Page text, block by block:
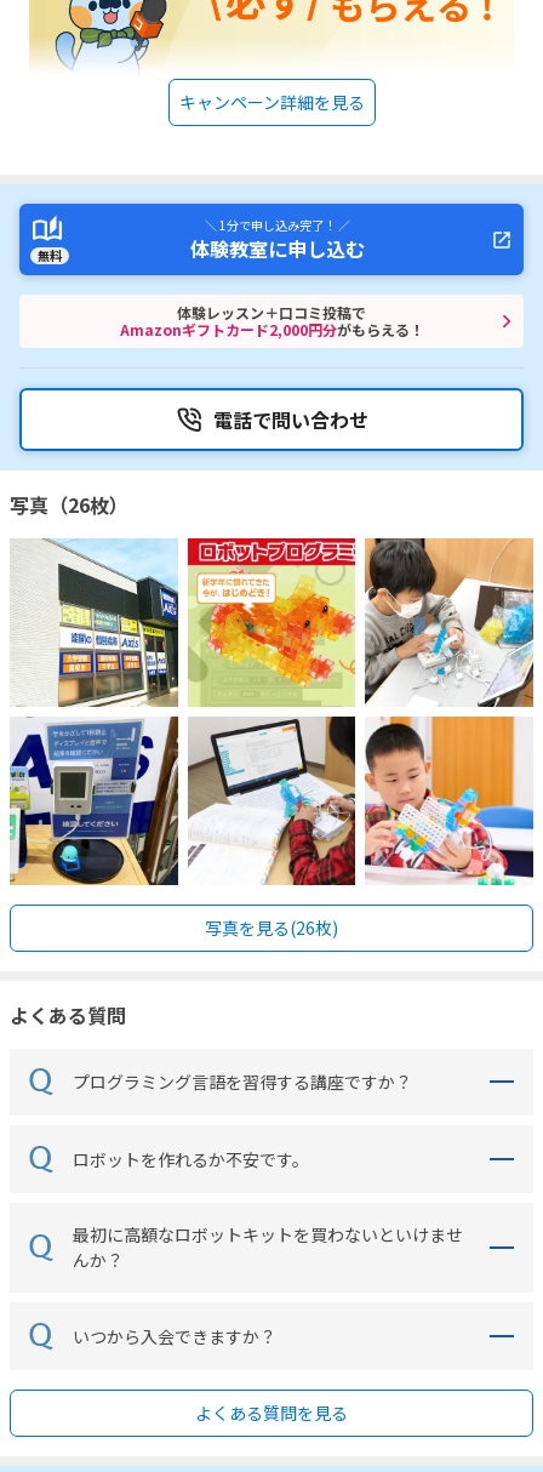
キャンペーン詳細を見る
無料
＼ 1分で申し込み完了！ ／
体験教室に申し込む
体験レッスン＋口コミ投稿で
Amazonギフトカード2,000円分がもらえる！
電話で問い合わせ
写真（26枚）
写真を見る(26枚)
よくある質問
プログラミング言語を習得する講座ですか？
ロボットを作れるか不安です。
最初に高額なロボットキットを買わないといけませ
んか？
いつから入会できますか？
よくある質問を見る